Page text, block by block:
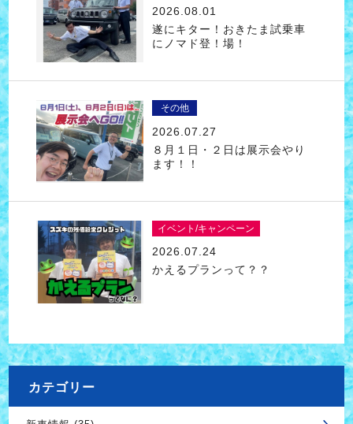
2026.08.01
遂にキター！おきたま試乗車
にノマド登！場！
その他
2026.07.27
８月１日・２日は展示会やり
ます！！
イベント/キャンペーン
2026.07.24
かえるプランって？？
カテゴリー